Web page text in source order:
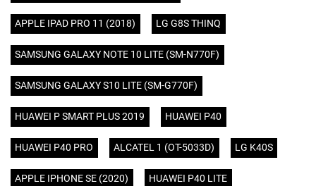
APPLE IPAD PRO 11 (2018) LG G8S THINQ
SAMSUNG GALAXY NOTE 10 LITE (SM-N770F)
SAMSUNG GALAXY S10 LITE (SM-G770F)
HUAWEI P SMART PLUS 2019 HUAWEI P40
HUAWEI P40 PRO ALCATEL 1 (OT-5033D) LG K40S
APPLE IPHONE SE (2020) HUAWEI P40 LITE